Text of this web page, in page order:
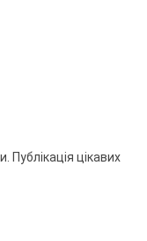
Публікація цікавих